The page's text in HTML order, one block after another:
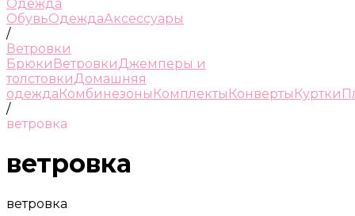
Одежда
ОбувьОдеждаАксессуары
/
Ветровки
Брюки ВетровкиДжемперы и
толстовкиДомашняя
одеждаКомбинезоны Комплекты Конверты Куртки
/
ветровка
ветровка
ветровка